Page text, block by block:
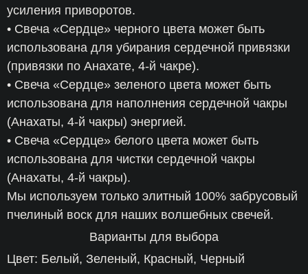
усиления приворотов.
• Свеча «Сердце» черного цвета может быть
использована для убирания сердечной привязки
(привязки по Анахате, 4-й чакре).
• Свеча «Сердце» зеленого цвета может быть
использована для наполнения сердечной чакры
(Анахаты, 4-й чакры) энергией.
• Свеча «Сердце» белого цвета может быть
использована для чистки сердечной чакры
(Анахаты, 4-й чакры).
Мы используем только элитный 100% забрусовый
пчелиный воск для наших волшебных свечей.
Варианты для выбора
Цвет: Белый, Зеленый, Красный, Черный